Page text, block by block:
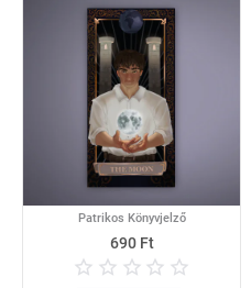
Patrikos Könyvjelző
690 Ft